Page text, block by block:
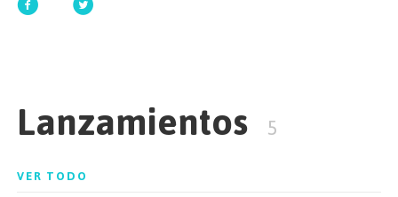
Lanzamientos 5
VER TODO